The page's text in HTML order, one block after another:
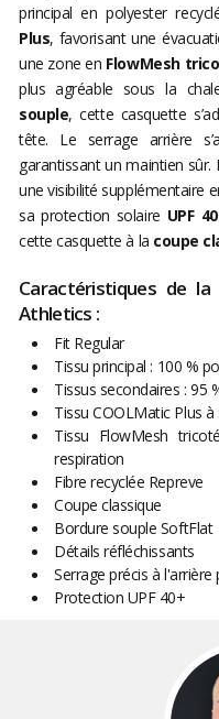
principal en polyester
Plus, favorisant une
une zone en FlowMesh
plus agréable sous la
souple, cette casquette
tête. Le serrage arrière
garantissant un maintien
une visibilité supplémentaire
sa protection solaire UPF
cette casquette à la coupe
Caractéristiques de la
Athletics :
Fit Regular
Tissu principal : 100 %
Tissus secondaires : 95
Tissu COOLMatic Plus
Tissu FlowMesh
respiration
Fibre recyclée Repreve
Coupe classique
Bordure souple SoftFlat
Détails réfléchissants
Serrage précis à l'arrière
Protection UPF 40+